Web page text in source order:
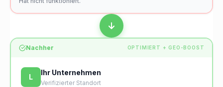
Nachher OPTIMIERT + GEO-BOOST
L
Ihr Unternehmen
Verifizierter Standort